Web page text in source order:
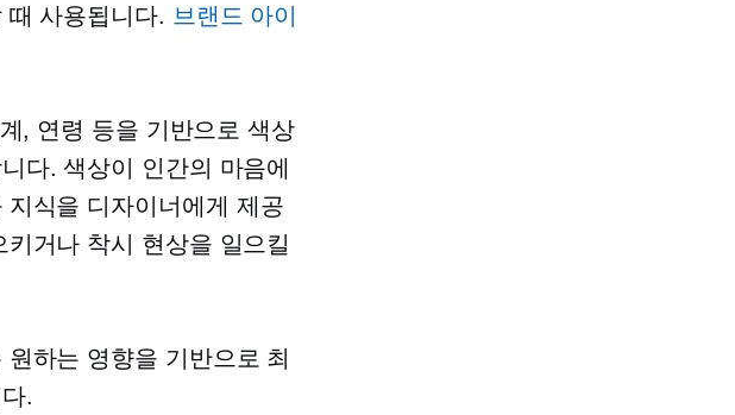
사용됩니다. 브랜드 아이
, 연령 등을 기반으로 색상
다. 색상이 인간의 마음에
식을 디자이너에게 제공
거나 착시 현상을 일으킬
하는 영향을 기반으로 최
.